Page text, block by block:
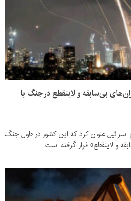
بی‌سابقه و لاینقطع در جنگ با
اسرائیل عنوان کرد که این کشور در طول جنگ
و لاینقطع» قرار گرفته است.